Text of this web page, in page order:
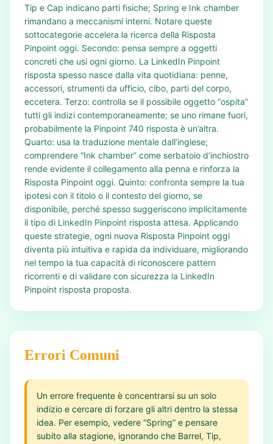
Tip e Cap indicano parti fisiche; Spring e Ink chamber
rimandano a meccanismi interni. Notare queste
sottocategorie accelera la ricerca della Risposta
Pinpoint oggi. Secondo: pensa sempre a oggetti
concreti che usi ogni giorno. La LinkedIn Pinpoint
risposta spesso nasce dalla vita quotidiana: penne,
accessori, strumenti da ufficio, cibo, parti del corpo,
eccetera. Terzo: controlla se il possibile oggetto “ospita”
tutti gli indizi contemporaneamente; se uno rimane fuori,
probabilmente la Pinpoint 740 risposta è un’altra.
Quarto: usa la traduzione mentale dall’inglese;
comprendere “Ink chamber” come serbatoio d’inchiostro
rende evidente il collegamento alla penna e rinforza la
Risposta Pinpoint oggi. Quinto: confronta sempre la tua
ipotesi con il titolo o il contesto del giorno, se
disponibile, perché spesso suggeriscono implicitamente
il tipo di LinkedIn Pinpoint risposta attesa. Applicando
queste strategie, ogni nuova Risposta Pinpoint oggi
diventa più intuitiva e rapida da individuare, migliorando
nel tempo la tua capacità di riconoscere pattern
ricorrenti e di validare con sicurezza la LinkedIn
Pinpoint risposta proposta.
Errori Comuni
Un errore frequente è concentrarsi su un solo
indizio e cercare di forzare gli altri dentro la stessa
idea. Per esempio, vedere “Spring” e pensare
subito alla stagione, ignorando che Barrel, Tip,